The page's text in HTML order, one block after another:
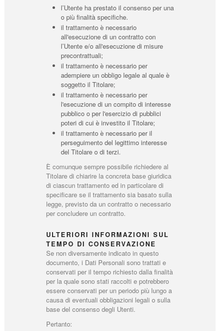
l’Utente ha prestato il consenso per una
o più finalità specifiche.
il trattamento è necessario
all'esecuzione di un contratto con
l’Utente e/o all'esecuzione di misure
precontrattuali;
il trattamento è necessario per
adempiere un obbligo legale al quale è
soggetto il Titolare;
il trattamento è necessario per
l'esecuzione di un compito di interesse
pubblico o per l'esercizio di pubblici
poteri di cui è investito il Titolare;
il trattamento è necessario per il
perseguimento del legittimo interesse
del Titolare o di terzi.
È comunque sempre possibile richiedere al
Titolare di chiarire la concreta base giuridica
di ciascun trattamento ed in particolare di
specificare se il trattamento sia basato sulla
legge, previsto da un contratto o necessario
per concludere un contratto.
ULTERIORI INFORMAZIONI SUL
TEMPO DI CONSERVAZIONE
Se non diversamente indicato in questo
documento, i Dati Personali sono trattati e
conservati per il tempo richiesto dalla finalità
per la quale sono stati raccolti e potrebbero
essere conservati per un periodo più lungo a
causa di eventuali obbligazioni legali o sulla
base del consenso degli Utenti.
Pertanto: